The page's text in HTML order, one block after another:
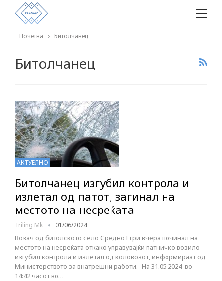
Почетна Битолчанец
Битолчанец
АКТУЕЛНО
Битолчанец изгубил контрола и
излетал од патот, загинал на
местото на несреќата
Triling Mk 01/06/2024
Возач од битолското село Средно Егри вчера починал на
местото на несреќата откако управувајќи патничко возило
изгубил контрола и излетал од коловозот, информираат од
Министерството за внатрешни работи. -На 31.05.2024 во
14:42 часот во…